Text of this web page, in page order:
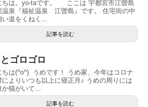
ちは。yo-taです。 ここは 宇都宮市江曽島
温泉『福祉温泉 江曽島』です。 住宅街の中
道をくねく...
記事を読む
ゴロゴロ
ちは(^o^) うめです！ うめ家、今年はコロナ
によりいつも以上に寝正月♪ うめの周りには
猫がいて...
記事を読む